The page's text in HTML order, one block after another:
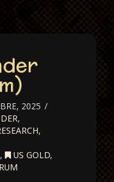
2025
,
,
, US GOLD,